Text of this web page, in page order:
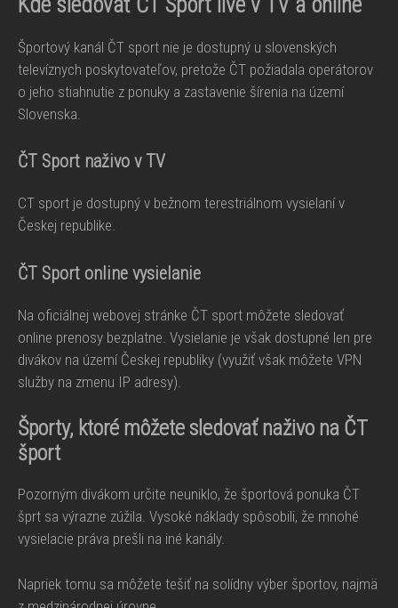
Športový kanál ČT sport nie je dostupný u slovenských
televíznych poskytovateľov, pretože ČT požiadala operátorov
o jeho stiahnutie z ponuky a zastavenie šírenia na území
Slovenska.
ČT Sport naživo v TV
CT sport je dostupný v bežnom terestriálnom vysielaní v
Českej republike.
ČT Sport online vysielanie
Na oficiálnej webovej stránke ČT sport môžete sledovať
online prenosy bezplatne. Vysielanie je však dostupné len pre
divákov na území Českej republiky (využiť však môžete VPN
služby na zmenu IP adresy).
Športy, ktoré môžete sledovať naživo na ČT
šport
Pozorným divákom určite neuniklo, že športová ponuka ČT
šprt sa výrazne zúžila. Vysoké náklady spôsobili, že mnohé
vysielacie práva prešli na iné kanály.
Napriek tomu sa môžete tešiť na solídny výber športov, najmä